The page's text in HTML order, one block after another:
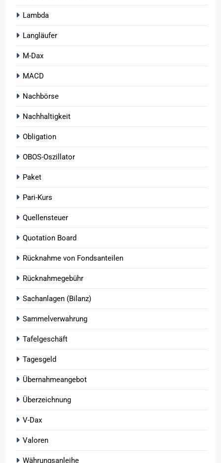
Lambda
Langläufer
M-Dax
MACD
Nachbörse
Nachhaltigkeit
Obligation
OBOS-Oszillator
Paket
Pari-Kurs
Quellensteuer
Quotation Board
Rücknahme von Fondsanteilen
Rücknahmegebühr
Sachanlagen (Bilanz)
Sammelverwahrung
Tafelgeschäft
Tagesgeld
Übernahmeangebot
Überzeichnung
V-Dax
Valoren
Währungsanleihe